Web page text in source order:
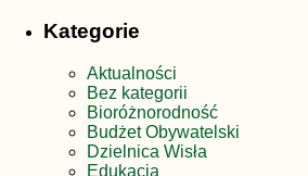
Kategorie
Aktualności
Bez kategorii
Bioróżnorodność
Budżet Obywatelski
Dzielnica Wisła
Edukacja